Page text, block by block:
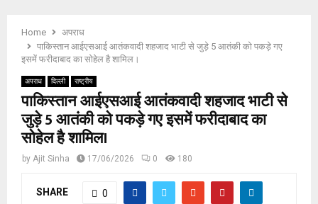
Home
अपराध
पाकिस्तान आईएसआई आतंकवादी शहजाद भाटी से जुड़े 5 आतंकी को पकड़े गए
इसमें फरीदाबाद का सोहेल है शामिल।
अपराध दिल्ली राष्ट्रीय
पाकिस्तान आईएसआई आतंकवादी शहजाद भाटी से
जुड़े 5 आतंकी को पकड़े गए इसमें फरीदाबाद का
सोहेल है शामिल।
by Ajit Sinha 17/06/2026 0 180
SHARE 0